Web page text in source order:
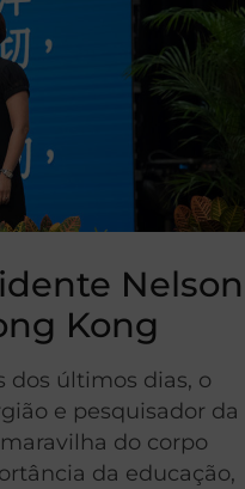
Nelson
Kong
dos últimos dias, o
e pesquisador da
do corpo
da educação,